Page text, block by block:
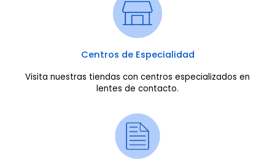
Centros de Especialidad
Visita nuestras tiendas con centros especializados en
lentes de contacto.